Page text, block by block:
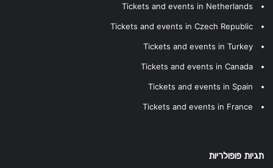
Tickets and events in Netherlands
Tickets and events in Czech Republic
Tickets and events in Turkey
Tickets and events in Canada
Tickets and events in Spain
Tickets and events in France
תגיות פופולריות